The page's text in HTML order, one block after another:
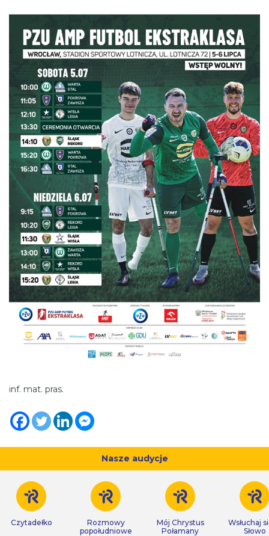
inf. mat. pras.
Nasze audycje
Czytadełko
Rozmowy
popołudniowe
Mój Chrystus
Połamany
Wsłuchaj
Słowo